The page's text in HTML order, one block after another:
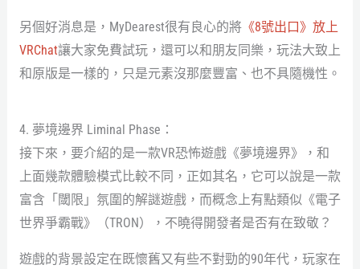
另個好消息是，MyDearest很有良心的將《8號出口》放上
VRChat讓大家免費試玩，還可以和朋友同樂，玩法大致上
和原版是一樣的，只是元素沒那麼豐富、也不具隨機性。
4. 夢境邊界 Liminal Phase：
接下來，要介紹的是一款VR恐怖遊戲《夢境邊界》，和
上面幾款體驗模式比較不同，正如其名，它可以說是一款
富含「閾限」氛圍的解謎遊戲，而概念上有點類似《電子
世界爭霸戰》（TRON），不曉得開發者是否有在致敬？
遊戲的背景設定在既懷舊又有些不對勁的90年代，玩家在